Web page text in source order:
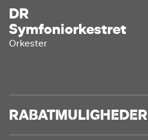
DR
Symfoniorkestret
Orkester
RABATMULIGHEDER